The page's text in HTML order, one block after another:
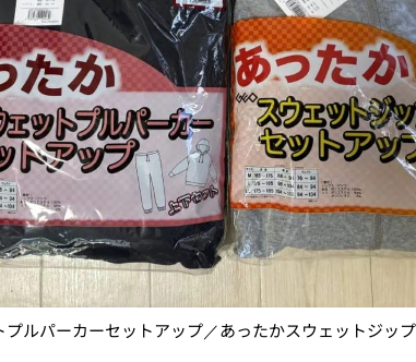
ルパーカーセットアップ／あったかスウェットジッ